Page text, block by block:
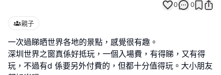
0 0
親子
一次過睇晒世界各地的景點，感覺很有趣。
深圳世界之窗真係好抵玩，一個入場費，有得睇，又有得
玩，不過有d 係要另外付費的，但都十分值得玩。大小朋友